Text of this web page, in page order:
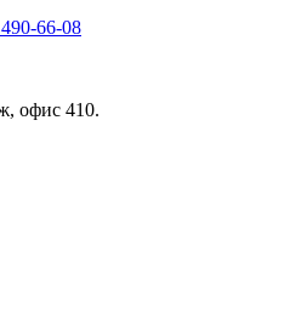
66-08
офис 410.